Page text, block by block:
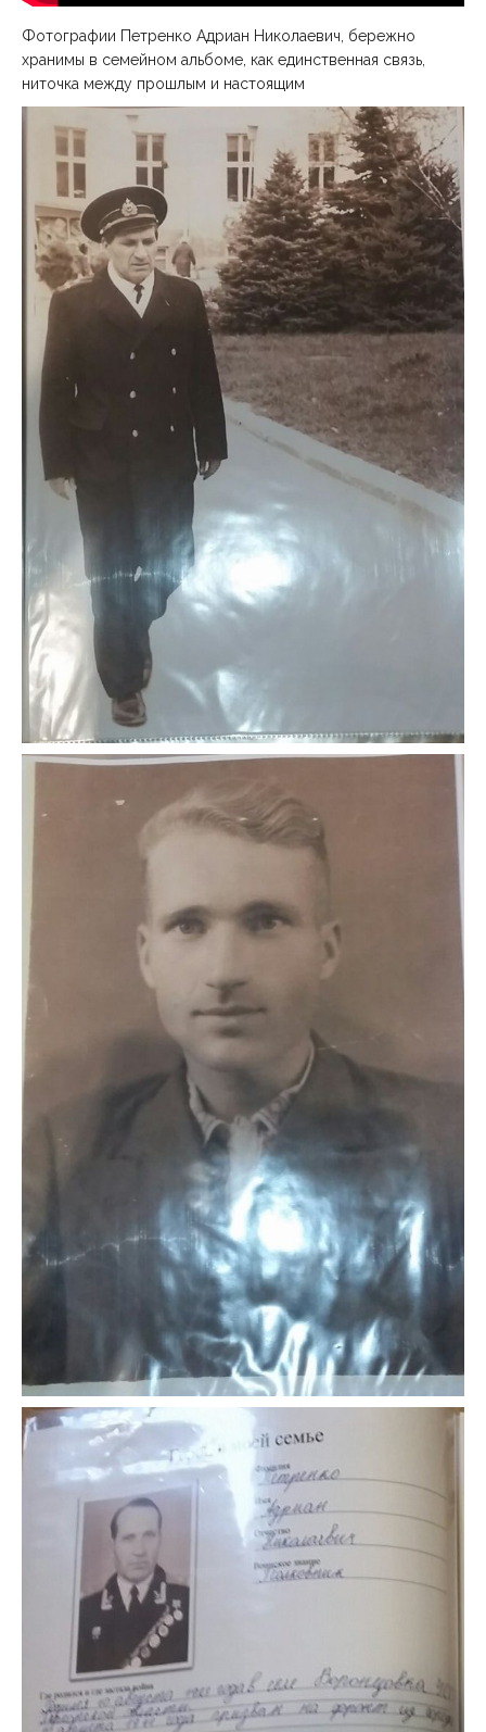
Фотографии Петренко Адриан Николаевич, бережно
хранимы в семейном альбоме, как единственная связь,
ниточка между прошлым и настоящим